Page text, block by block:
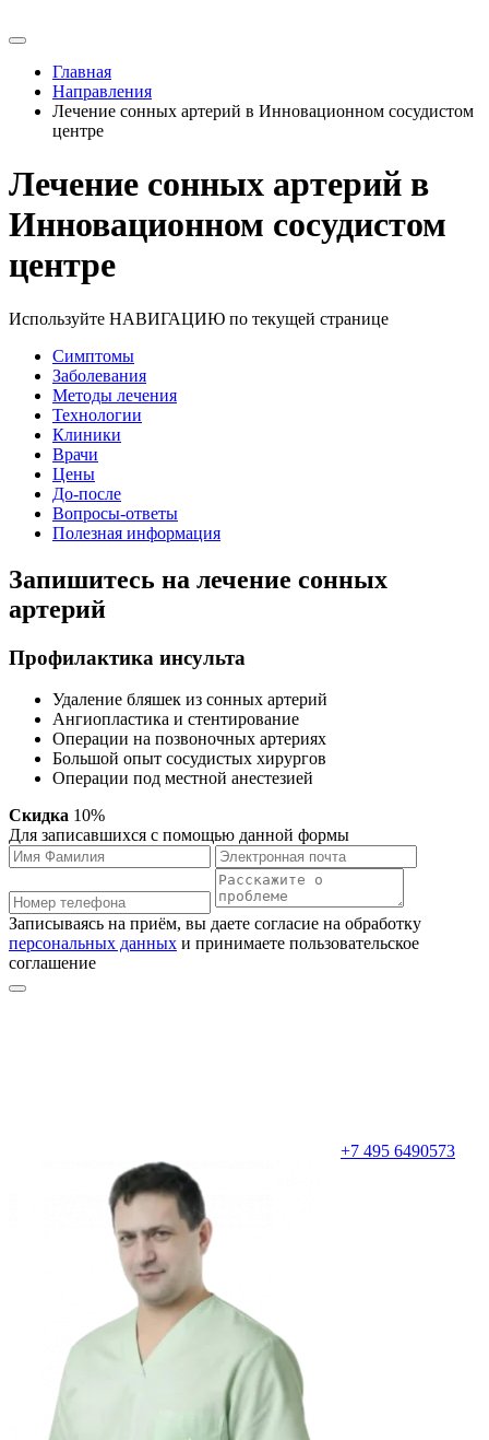
Главная
Направления
Лечение сонных артерий в Инновационном сосудистом
центре
Лечение сонных артерий в
Инновационном сосудистом
центре
Используйте НАВИГАЦИЮ по текущей странице
Симптомы
Заболевания
Методы лечения
Технологии
Клиники
Врачи
Цены
До-после
Вопросы-ответы
Полезная информация
Запишитесь на лечение сонных
артерий
Профилактика инсульта
Удаление бляшек из сонных артерий
Ангиопластика и стентирование
Операции на позвоночных артериях
Большой опыт сосудистых хирургов
Операции под местной анестезией
Скидка 10%
Для записавшихся с помощью данной формы
Записываясь на приём, вы даете согласие на обработку
персональных данных и принимаете пользовательское
соглашение
+7 495 6490573